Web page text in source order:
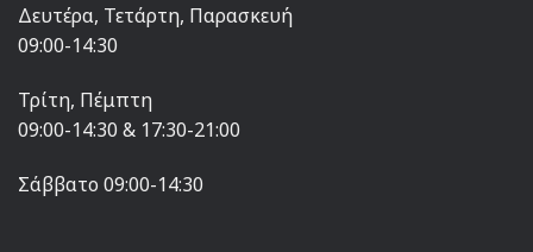
Δευτέρα, Τετάρτη, Παρασκευή
09:00-14:30
Τρίτη, Πέμπτη
09:00-14:30 & 17:30-21:00
Σάββατο 09:00-14:30